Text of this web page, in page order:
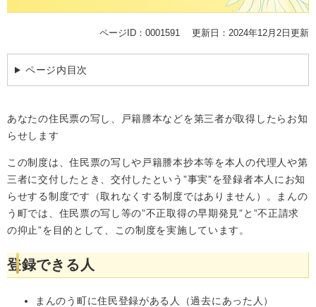
ページID：0001591 更新日：2024年12月2日更新
ページ内目次
あなたの住民票の写し、戸籍謄本などを第三者が取得したらお知
らせします
この制度は、住民票の写しや戸籍謄本抄本等を本人の代理人や第
三者に交付したとき、交付したという”事実”を登録者本人にお知
らせする制度です（取れなくする制度ではありません）。まんの
う町では、住民票の写し等の”不正取得の早期発見”と”不正請求
の抑止”を目的として、この制度を実施しています。
登録できる人
まんのう町に住民登録がある人（過去にあった人）